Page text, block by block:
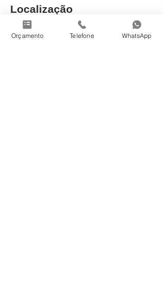
Localização
Brasil:
Av. das Indústrias, 940 - Distrito
Industrial, Cachoeirinha - RS,
94930-
Orçamento Telefone WhatsApp